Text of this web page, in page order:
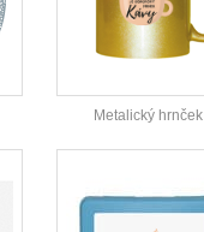
Metalický hrnček